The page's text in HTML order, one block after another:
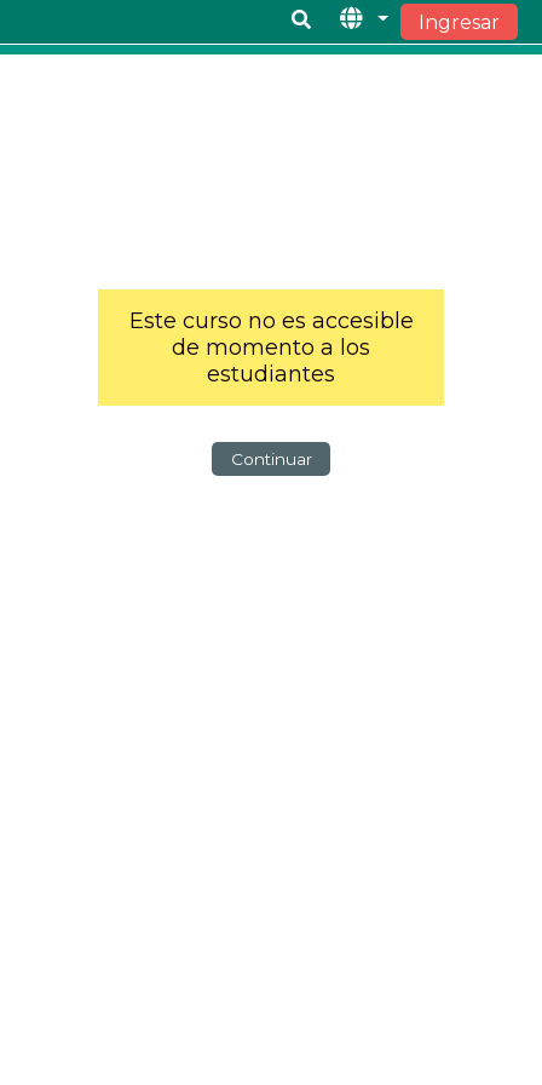
Ingresar
Este curso no es accesible
de momento a los
estudiantes